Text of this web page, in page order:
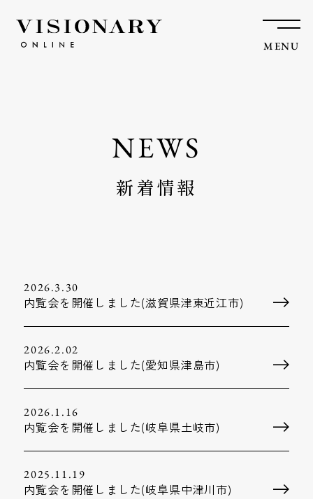
MENU
新着情報
2026.3.30
内覧会を開催しました(滋賀県津東近江市)
2026.2.02
内覧会を開催しました(愛知県津島市)
2026.1.16
内覧会を開催しました(岐阜県土岐市)
2025.11.19
内覧会を開催しました(岐阜県中津川市)